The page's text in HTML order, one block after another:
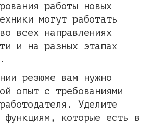
работы новых
могут работать
всех направлениях
и на разных этапах
резюме вам нужно
опыт с требованиями
Уделите
функциям, которые есть в